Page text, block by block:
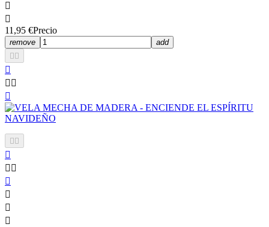


11,95 €Precio
remove
add
 

 

 

 



